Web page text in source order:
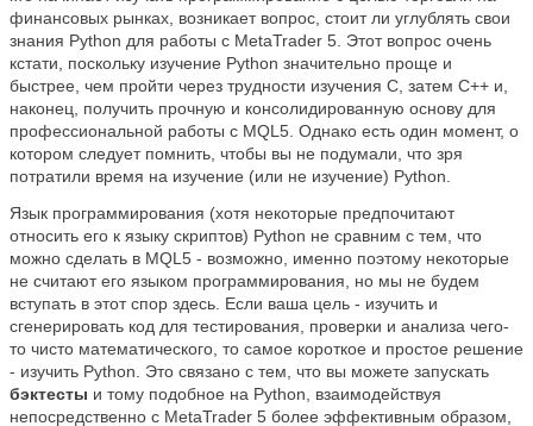
финансовых рынках, возникает вопрос, стоит ли углублять свои
знания Python для работы с MetaTrader 5. Этот вопрос очень
кстати, поскольку изучение Python значительно проще и
быстрее, чем пройти через трудности изучения C, затем C++ и,
наконец, получить прочную и консолидированную основу для
профессиональной работы с MQL5. Однако есть один момент, о
котором следует помнить, чтобы вы не подумали, что зря
потратили время на изучение (или не изучение) Python.
Язык программирования (хотя некоторые предпочитают
относить его к языку скриптов) Python не сравним с тем, что
можно сделать в MQL5 - возможно, именно поэтому некоторые
не считают его языком программирования, но мы не будем
вступать в этот спор здесь. Если ваша цель - изучить и
сгенерировать код для тестирования, проверки и анализа чего-
то чисто математического, то самое короткое и простое решение
- изучить Python. Это связано с тем, что вы можете запускать
бэктесты и тому подобное на Python, взаимодействуя
непосредственно с MetaTrader 5 более эффективным образом,